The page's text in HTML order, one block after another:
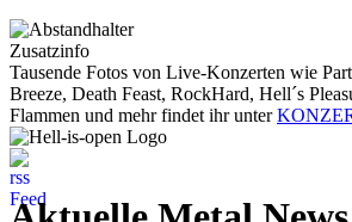
Zusatzinfo
Tausende Fotos von Live-Konzerten wie
Breeze, Death Feast, RockHard, Hell´s
Flammen und mehr findet ihr unter